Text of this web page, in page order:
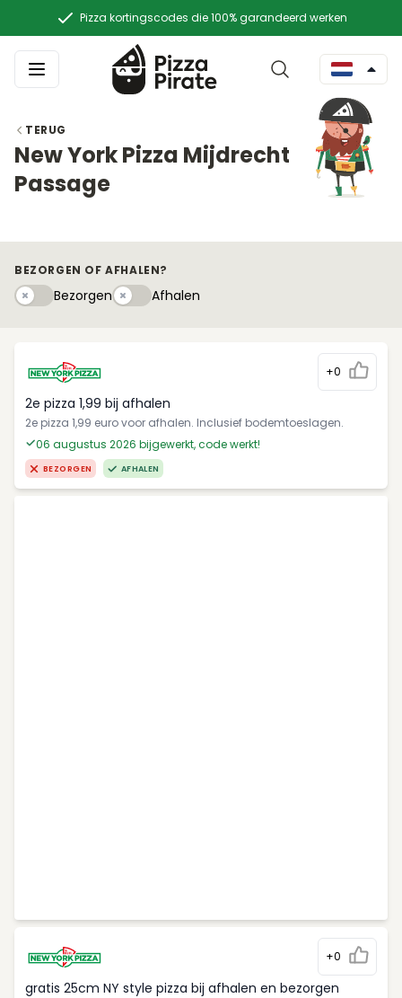
Pizza kortingscodes die 100% garandeerd werken
TERUG
New York Pizza Mijdrecht
Passage
BEZORGEN OF AFHALEN?
BezorgenBezorgenAfhalenyAfhalen
+0
2e pizza 1,99 bij afhalen
2e pizza 1,99 euro voor afhalen. Inclusief bodemtoeslagen.
06 augustus 2026 bijgewerkt, code werkt!
BEZORGEN AFHALEN
+0
gratis 25cm NY style pizza bij afhalen en bezorgen